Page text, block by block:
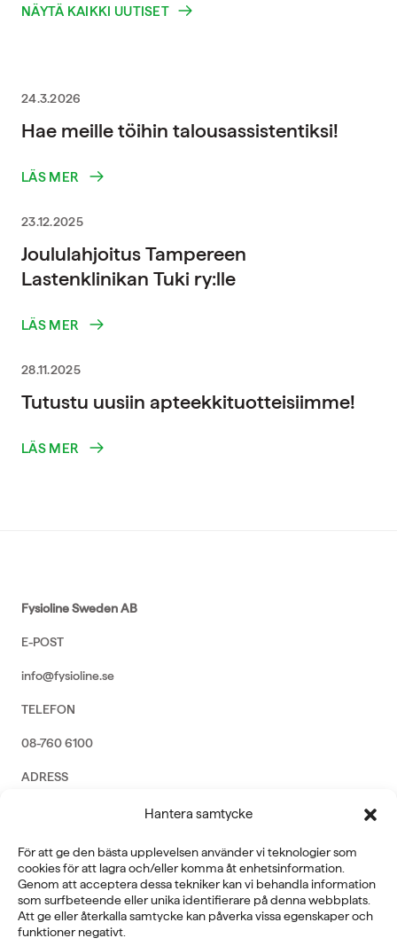
Hantera samtycke
För att ge den bästa upplevelsen använder vi teknologier som
cookies för att lagra och/eller komma åt enhetsinformation.
Genom att acceptera dessa tekniker kan vi behandla information
som surfbeteende eller unika identifierare på denna webbplats.
Att ge eller återkalla samtycke kan påverka vissa egenskaper och
funktioner negativt.
NÄYTÄ KAIKKI UUTISET
24.3.2026
Hae meille töihin talousassistentiksi!
LÄS MER
23.12.2025
Joululahjoitus Tampereen
Lastenklinikan Tuki ry:lle
LÄS MER
28.11.2025
Tutustu uusiin apteekkituotteisiimme!
LÄS MER
Fysioline Sweden AB
E-POST
info@fysioline.se
TELEFON
08-760 6100
ADRESS
Rosendalsvägen 18b, SE-14143 Huddinge
VERKSAMHETSOMRÅDEN
REHABILITERING
GYM
ICE POWER
SERVICE
FÖRETAG